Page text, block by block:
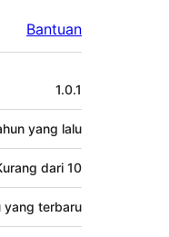
Bantuan
1.0.1
yang lalu
dari 10
yang terbaru